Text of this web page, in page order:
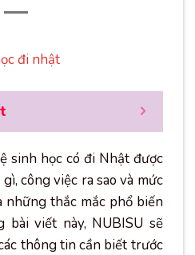
sinh học có đi Nhật được
công việc ra sao và mức
những thắc mắc phổ biến
bài viết này, NUBISU sẽ
thông tin cần biết trước